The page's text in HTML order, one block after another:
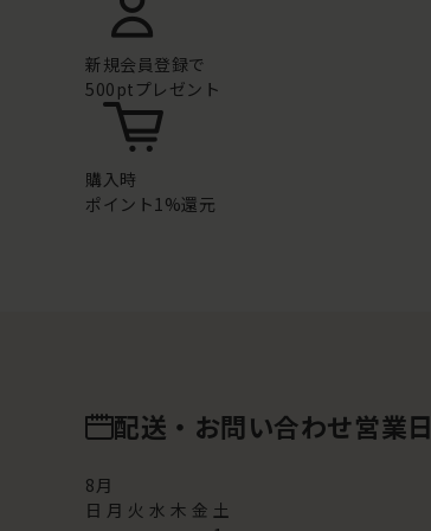
新規会員登録で
500ptプレゼント
購入時
ポイント1%還元
配送・お問い合わせ営業日
8月
日 月 火 水 木 金 土